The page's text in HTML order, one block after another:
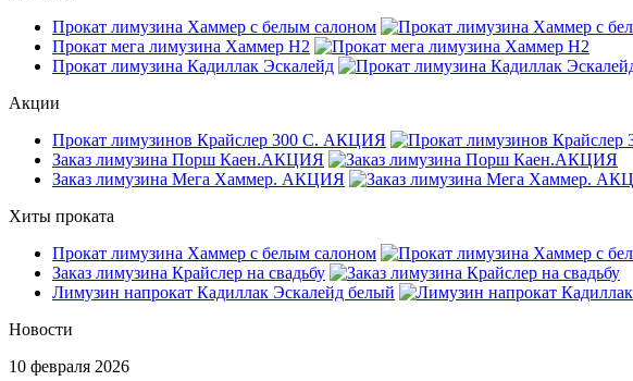
Прокат лимузина Хаммер с белым салоном
Прокат мега лимузина Хаммер H2
Прокат лимузина Кадиллак Эскалейд
Акции
Прокат лимузинов Крайслер 300 С. АКЦИЯ
Заказ лимузина Порш Каен.АКЦИЯ
Заказ лимузина Мега Хаммер. АКЦИЯ
Хиты проката
Прокат лимузина Хаммер с белым салоном
Заказ лимузина Крайслер на свадьбу
Лимузин напрокат Кадиллак Эскалейд белый
Новости
10 февраля 2026